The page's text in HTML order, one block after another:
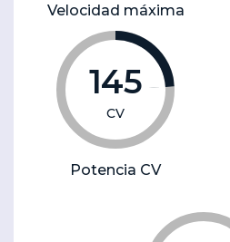
Velocidad máxima
145
CV
Potencia CV